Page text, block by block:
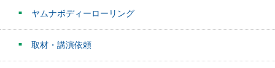
ヤムナボディーローリング
取材・講演依頼